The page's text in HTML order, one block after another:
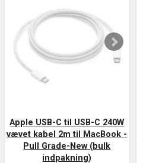
Apple USB-C til USB-C 240W
vævet kabel 2m til MacBook -
Pull Grade-New (bulk
indpakning)